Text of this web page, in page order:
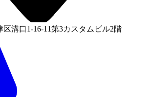
溝口1-16-11第3カスタムビル2階